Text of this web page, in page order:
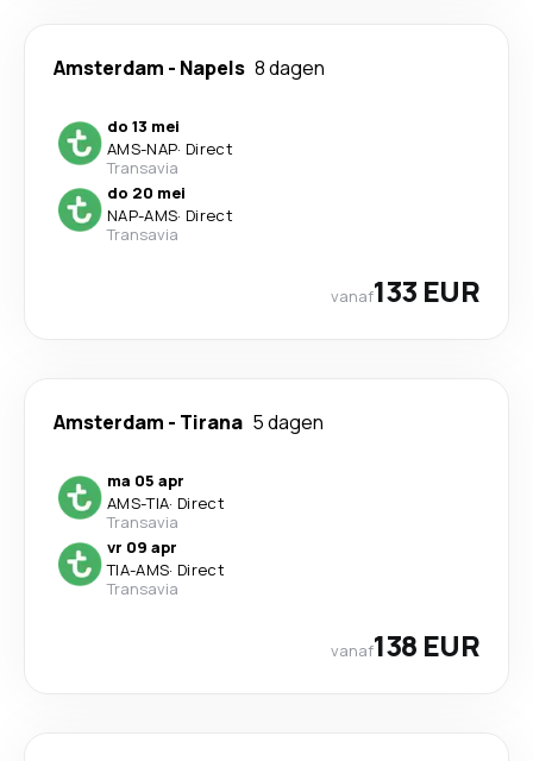
Amsterdam - Napels 8 dagen
do 13 mei
AMS-NAP· Direct
Transavia
do 20 mei
NAP-AMS· Direct
Transavia
vanaf133 EUR
Amsterdam - Tirana 5 dagen
ma 05 apr
AMS-TIA· Direct
Transavia
vr 09 apr
TIA-AMS· Direct
Transavia
vanaf138 EUR